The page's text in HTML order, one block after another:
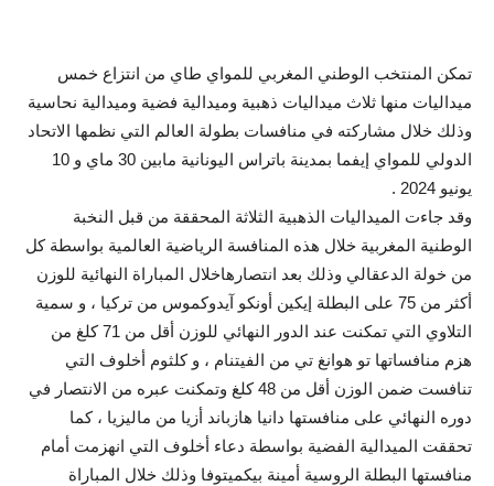
تمكن المنتخب الوطني المغربي للمواي طاي من انتزاع خمس
ميداليات منها ثلاث ميداليات ذهبية وميدالية فضية وميدالية نحاسية
وذلك خلال مشاركته في منافسات بطولة العالم التي نظمها الاتحاد
الدولي للمواي إيفما بمدينة باتراس اليونانية مابين 30 ماي و 10
يونيو 2024 .
وقد جاءت الميداليات الذهبية الثلاثة المحققة من قبل النخبة
الوطنية المغربية خلال هذه المنافسة الرياضية العالمية بواسطة كل
من خولة الدعقالي وذلك بعد انتصارهاخلال المباراة النهائية للوزن
أكثر من 75 على البطلة إيكين أونكو آيدوكموس من تركيا ، و سمية
التلاوي التي تمكنت عند الدور النهائي للوزن أقل من 71 كلغ من
هزم منافساتها تو هوانغ تي من الفيتنام ، و كلثوم أخلوف التي
تنافست ضمن الوزن أقل من 48 كلغ وتمكنت عبره من الانتصار في
دوره النهائي على منافستها دانيا هازباند أزيا من ماليزيا ، كما
تحققت الميدالية الفضية بواسطة دعاء أخلوف التي انهزمت أمام
منافستها البطلة الروسية أمينة بيكميتوفا وذلك خلال المباراة